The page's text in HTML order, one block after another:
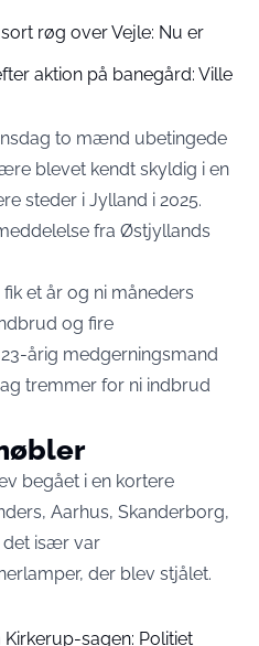
røg over Vejle: Nu er
aktion på banegård: Ville
to mænd ubetingede
blevet kendt skyldig i en
steder i Jylland i 2025.
fra Østjyllands
et år og ni måneders
og fire
årig medgerningsmand
tremmer for ni indbrud
begået i en kortere
Aarhus, Skanderborg,
det især var
der blev stjålet.
sagen: Politiet